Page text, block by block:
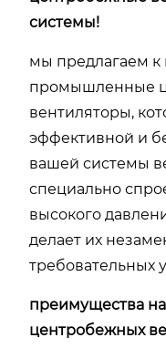
системы!
мы предлагаем
промышленные
вентиляторы,
эффективной и
вашей системы
специально
высокого
делает их
требовательных
преимущества
центробежных